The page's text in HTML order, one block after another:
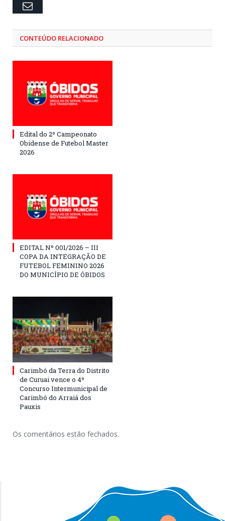
Email
CONTEÚDO RELACIONADO
Edital do 2º Campeonato
Obidense de Futebol Master
2026
EDITAL Nº 001/2026 – III
COPA DA INTEGRAÇÃO DE
FUTEBOL FEMININO 2026
DO MUNICÍPIO DE ÓBIDOS
Carimbó da Terra do Distrito
de Curuai vence o 4º
Concurso Intermunicipal de
Carimbó do Arraiá dos
Pauxis
Os comentários estão fechados.